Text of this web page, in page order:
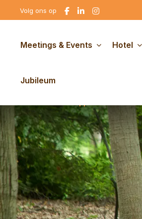
Volg ons op
Ga
naar
Ga
naar
Ga
naar
Meetings & Events Hotel
Jubileum